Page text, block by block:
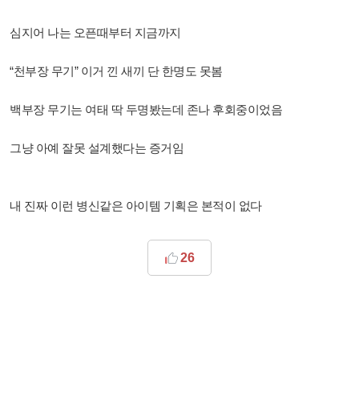
심지어 나는 오픈때부터 지금까지
“천부장 무기” 이거 낀 새끼 단 한명도 못봄
백부장 무기는 여태 딱 두명봤는데 존나 후회중이었음
그냥 아예 잘못 설계했다는 증거임
내 진짜 이런 병신같은 아이템 기획은 본적이 없다
26